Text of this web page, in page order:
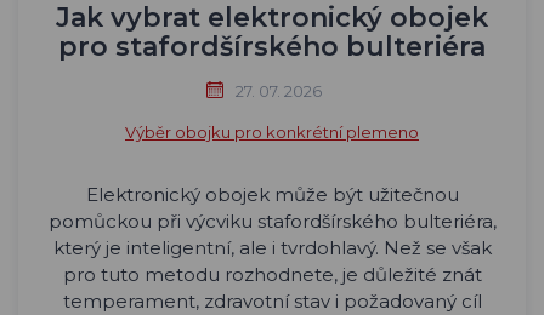
Jak vybrat elektronický obojek
pro stafordšírského bulteriéra
27. 07. 2026
Výběr obojku pro konkrétní plemeno
Elektronický obojek může být užitečnou
pomůckou při výcviku stafordšírského bulteriéra,
který je inteligentní, ale i tvrdohlavý. Než se však
pro tuto metodu rozhodnete, je důležité znát
temperament, zdravotní stav i požadovaný cíl